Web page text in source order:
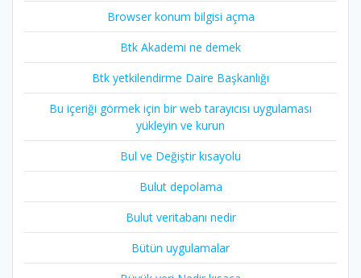
Browser konum bilgisi açma
Btk Akademi ne demek
Btk yetkilendirme Daire Başkanlığı
Bu içeriği görmek için bir web tarayıcısı uygulaması
yükleyin ve kurun
Bul ve Değiştir kısayolu
Bulut depolama
Bulut veritabanı nedir
Bütün uygulamalar